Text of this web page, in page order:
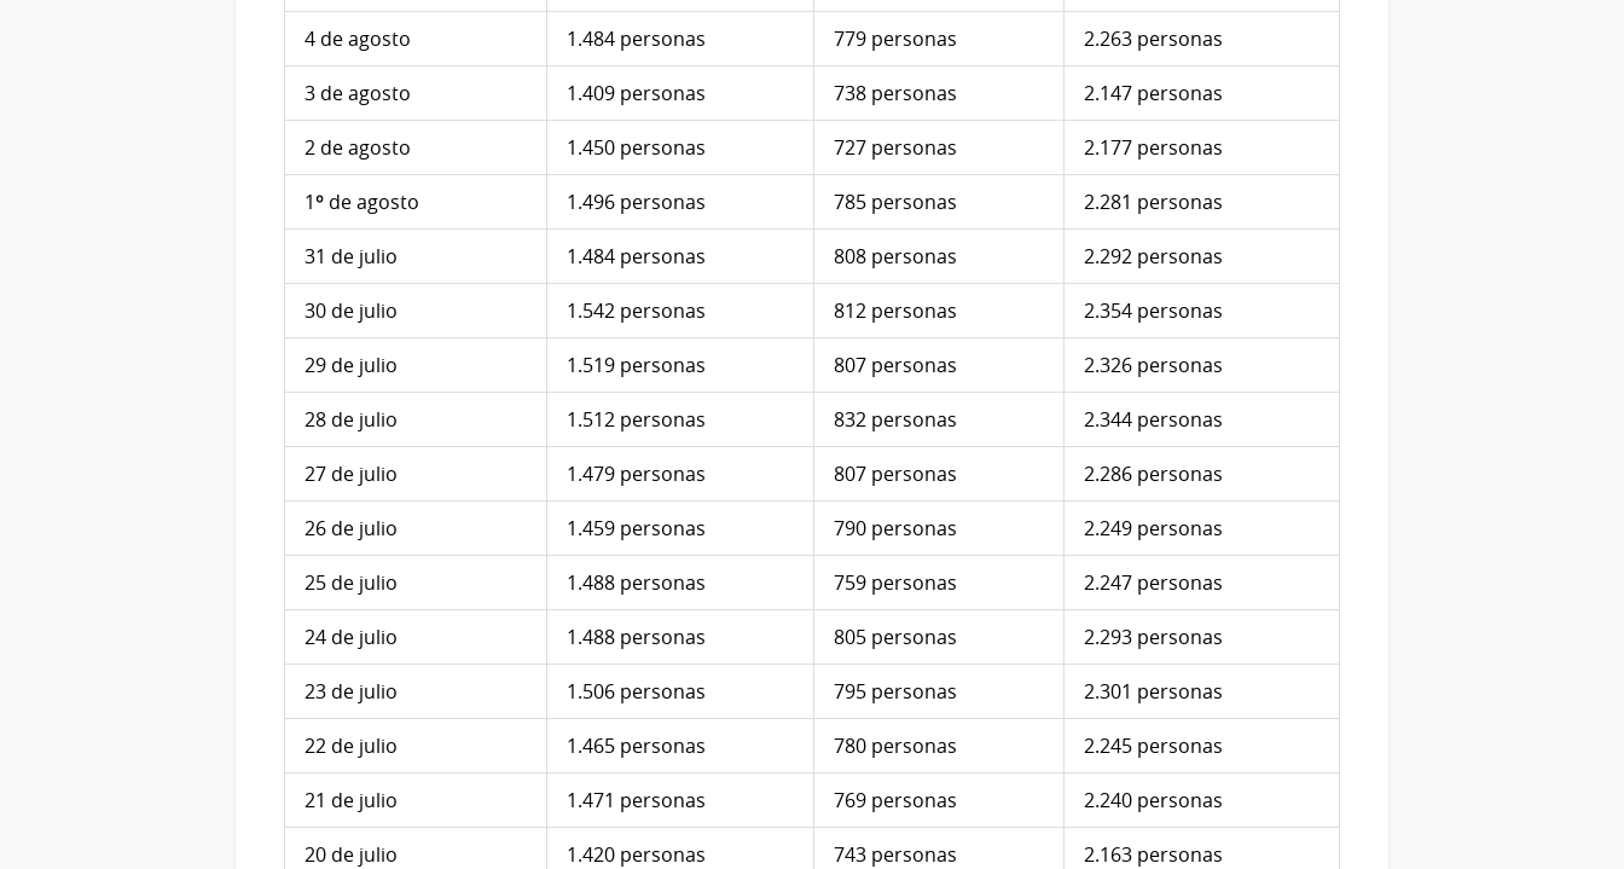
4 de agosto 1.484 personas 779 personas 2.263 personas
3 de agosto 1.409 personas 738 personas 2.147 personas
2 de agosto 1.450 personas 727 personas 2.177 personas
1º de agosto 1.496 personas 785 personas 2.281 personas
31 de julio 1.484 personas 808 personas 2.292 personas
30 de julio 1.542 personas 812 personas 2.354 personas
29 de julio 1.519 personas 807 personas 2.326 personas
28 de julio 1.512 personas 832 personas 2.344 personas
27 de julio 1.479 personas 807 personas 2.286 personas
26 de julio 1.459 personas 790 personas 2.249 personas
25 de julio 1.488 personas 759 personas 2.247 personas
24 de julio 1.488 personas 805 personas 2.293 personas
23 de julio 1.506 personas 795 personas 2.301 personas
22 de julio 1.465 personas 780 personas 2.245 personas
21 de julio 1.471 personas 769 personas 2.240 personas
20 de julio 1.420 personas 743 personas 2.163 personas